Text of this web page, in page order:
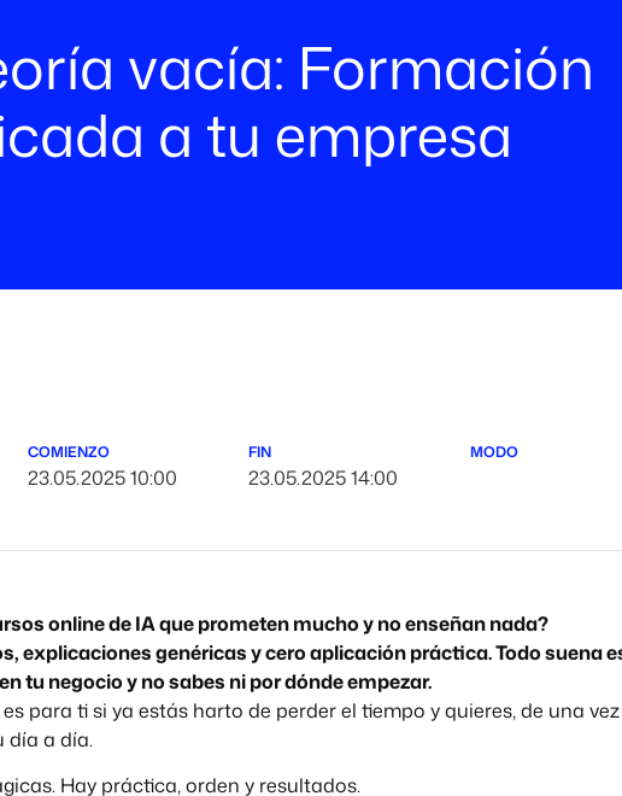
vacía: Formación
a tu empresa
COMIENZO
23.05.2025 10:00
FIN
23.05.2025 14:00
MODO
online de IA que prometen mucho y no enseñan nada?
explicaciones genéricas y cero aplicación práctica. Todo suena
tu negocio y no sabes ni por dónde empezar.
para ti si ya estás harto de perder el tiempo y quieres, de una
día a día.
Hay práctica, orden y resultados.